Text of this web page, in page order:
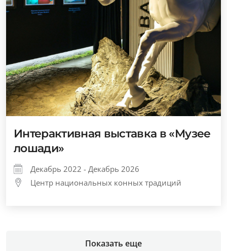
Интерактивная выставка в «Музее
лошади»
Декабрь 2022 - Декабрь 2026
Центр национальных конных традиций
Показать еще